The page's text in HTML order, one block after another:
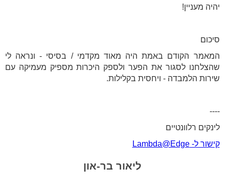
יהיה מעניין!
סיכום
המאמר הקודם באמת היה מאוד מקדמי / בסיסי - ונראה לי
שהצלחנו לסגור את הפער ולספק היכרות מספיק מעמיקה עם
שירות הלמבדה - ויחסית בקלילות.
----
לינקים רלוונטיים
קישור ל- Lambda@Edge
ליאור בר-און